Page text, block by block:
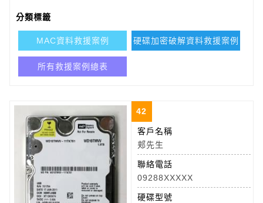
分類標籤
MAC資料救援案例 硬碟加密破解資料救援案例
所有救援案例總表
42
客戶名稱
郏先生
聯絡電話
09288XXXXX
硬碟型號